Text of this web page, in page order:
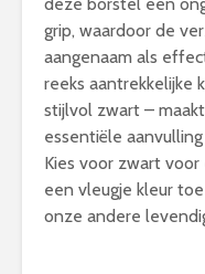
grip, waardoor de
aangenaam als
reeks aantrekkelijke
stijlvol zwart –
essentiële
Kies voor zwart
een vleugje kleur
onze andere